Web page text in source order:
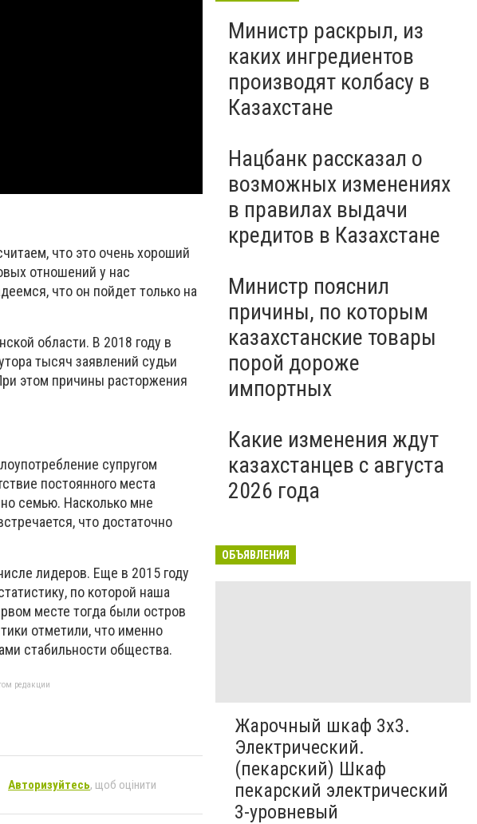
что это очень хороший
отношений у нас
что он пойдет только на
области. В 2018 году в
тысяч заявлений судьи
этом причины расторжения
супругом
постоянного места
семью. Насколько мне
что достаточно
лидеров. Еще в 2015 году
по которой наша
месте тогда были остров
отметили, что именно
стабильности общества.
редакции
Авторизуйтесь, щоб оцінити
Министр раскрыл, из
каких ингредиентов
производят колбасу в
Казахстане
Нацбанк рассказал о
возможных изменениях
в правилах выдачи
кредитов в Казахстане
Министр пояснил
причины, по которым
казахстанские товары
порой дороже
импортных
Какие изменения ждут
казахстанцев с августа
2026 года
ОБЪЯВЛЕНИЯ
Жарочный шкаф 3х3.
Электрический.
(пекарский) Шкаф
пекарский электрический
3-уровневый